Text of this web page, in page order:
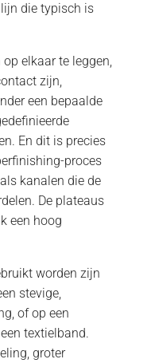
die typisch is
elkaar te leggen,
zijn,
een bepaalde
En dit is precies
proces
kanalen die de
De plateaus
een hoog
worden zijn
stevige,
of op een
textielband.
groter